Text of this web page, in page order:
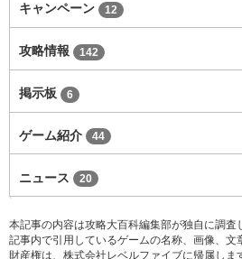
キャンペーン 12
攻略情報 142
掲示板 6
ゲーム紹介 44
ニュース 20
本記事の内容は攻略大百科編集部が独自に調査
記事内で引用しているゲームの名称、画像、文
財産権は、株式会社レベルファイブに帰属しま